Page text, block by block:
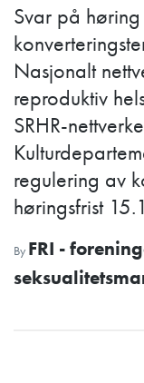
Svar på
Nasjonalt
reproduktiv
SRHR-
regulering av
høringsfrist
By FRI -